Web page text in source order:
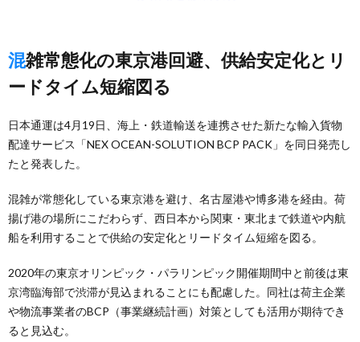
混雑常態化の東京港回避、供給安定化とリ
ードタイム短縮図る
日本通運は4月19日、海上・鉄道輸送を連携させた新たな輸入貨物
配達サービス「NEX OCEAN-SOLUTION BCP PACK」を同日発売し
たと発表した。
混雑が常態化している東京港を避け、名古屋港や博多港を経由。荷
揚げ港の場所にこだわらず、西日本から関東・東北まで鉄道や内航
船を利用することで供給の安定化とリードタイム短縮を図る。
2020年の東京オリンピック・パラリンピック開催期間中と前後は東
京湾臨海部で渋滞が見込まれることにも配慮した。同社は荷主企業
や物流事業者のBCP（事業継続計画）対策としても活用が期待でき
ると見込む。